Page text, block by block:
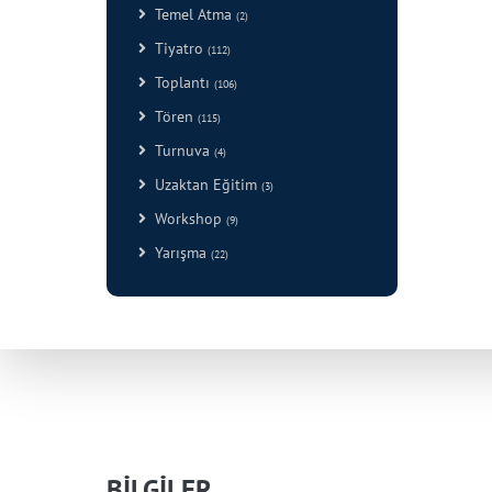
Temel Atma (2)
Tiyatro (112)
Toplantı (106)
Tören (115)
Turnuva (4)
Uzaktan Eğitim (3)
Workshop (9)
Yarışma (22)